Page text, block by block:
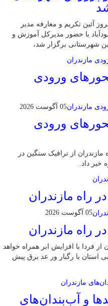
آئین تکریم و معارفه مدیر
با حضور مدیرکل آموزش و
شهرستانی برگزار شد،
ورودی
05 آگوست 2026
ورودی
مازندران از ترافیک سنگین در
خبر داد.
راه مازندران
05 آگوست 2026
راه مازندران
از فردا با افزایش ابر همراه خواهد
استان با رگبار ور عد برق پیش
و آب‌بندان‌‌های